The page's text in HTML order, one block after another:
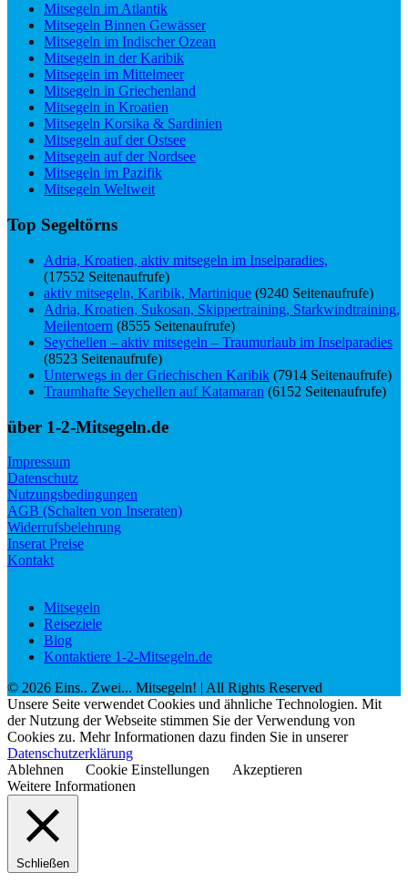
Mitsegeln im Atlantik
Mitsegeln Binnen Gewässer
Mitsegeln im Indischer Ozean
Mitsegeln in der Karibik
Mitsegeln im Mittelmeer
Mitsegeln in Griechenland
Mitsegeln in Kroatien
Mitsegeln Korsika & Sardinien
Mitsegeln auf der Ostsee
Mitsegeln auf der Nordsee
Mitsegeln im Pazifik
Mitsegeln Weltweit
Top Segeltörns
Adria, Kroatien, aktiv mitsegeln im Inselparadies,
(17552 Seitenaufrufe)
aktiv mitsegeln, Karibik, Martinique (9240 Seitenaufrufe)
Adria, Kroatien, Sukosan, Skippertraining, Starkwindtraining,
Meilentoern (8555 Seitenaufrufe)
Seychellen – aktiv mitsegeln – Traumurlaub im Inselparadies
(8523 Seitenaufrufe)
Unterwegs in der Griechischen Karibik (7914 Seitenaufrufe)
Traumhafte Seychellen auf Katamaran (6152 Seitenaufrufe)
über 1-2-Mitsegeln.de
Impressum
Datenschutz
Nutzungsbedingungen
AGB (Schalten von Inseraten)
Widerrufsbelehrung
Inserat Preise
Kontakt
Mitsegeln
Reiseziele
Blog
Kontaktiere 1-2-Mitsegeln.de
© 2026 Eins.. Zwei... Mitsegeln! | All Rights Reserved
Unsere Seite verwendet Cookies und ähnliche Technologien. Mit
der Nutzung der Webseite stimmen Sie der Verwendung von
Cookies zu. Mehr Informationen dazu finden Sie in unserer
Datenschutzerklärung
Ablehnen
Cookie Einstellungen
Akzeptieren
Weitere Informationen
Schließen